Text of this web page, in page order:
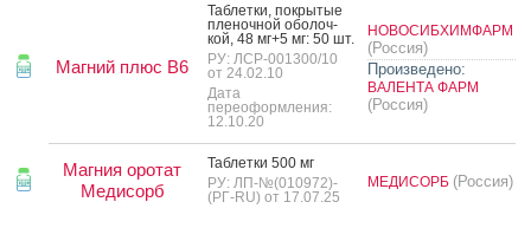
Магний плюс В6
Таб­летки, пок­ры­тые
пле­ноч­ной обо­лоч­
кой, 48 мг+5 мг: 50 шт.
РУ: ЛСР-001300/10
от 24.02.10
Дата
переоформления:
12.10.20
НОВОСИБХИМФАРМ
(Россия)
Произведено:
ВАЛЕНТА ФАРМ
(Россия)
Магния оротат
Медисорб
Таб­летки 500 мг
РУ: ЛП-№(010972)-
(РГ-RU) от 17.07.25
МЕДИСОРБ (Россия)